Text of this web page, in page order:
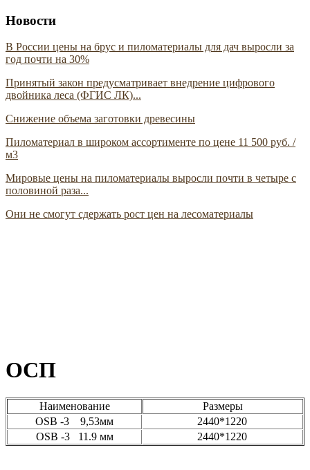
Новости
В России цены на брус и пиломатериалы для дач выросли за
год почти на 30%
Принятый закон предусматривает внедрение цифрового
двойника леса (ФГИС ЛК)...
Снижение объема заготовки древесины
Пиломатериал в широком ассортименте по цене 11 500 руб. /
м3
Мировые цены на пиломатериалы выросли почти в четыре с
половиной раза...
Они не смогут сдержать рост цен на лесоматериалы
ОСП
Наименование
Размеры
ОSB -3 9,53мм
2440*1220
ОSB -3 11.9 мм
2440*1220